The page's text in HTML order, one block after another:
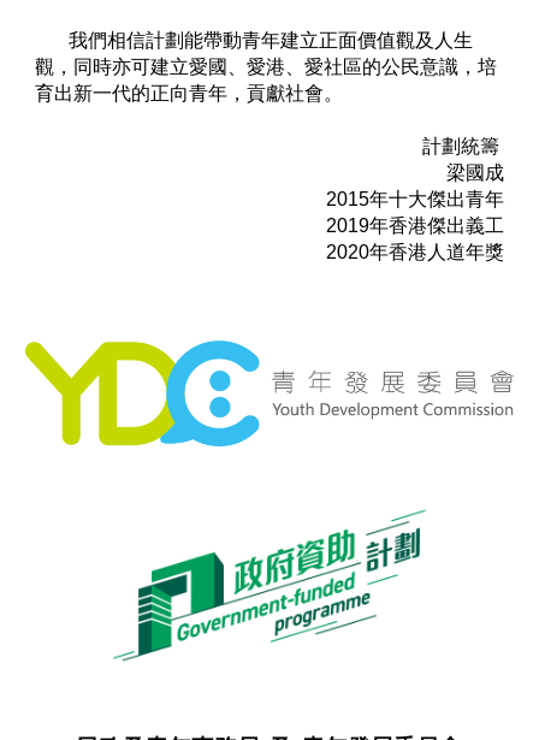
我們相信計劃能帶動青年建立正面價值觀及人生
觀，同時亦可建立愛國、愛港、愛社區的公民意識，培
育出新一代的正向青年，貢獻社會。
計劃統籌
梁國成
2015年十大傑出青年
2019年香港傑出義工
2020年香港人道年獎